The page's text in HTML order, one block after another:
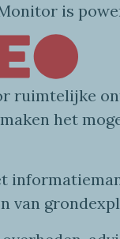
is
ruimtelijke
het
informatie
van